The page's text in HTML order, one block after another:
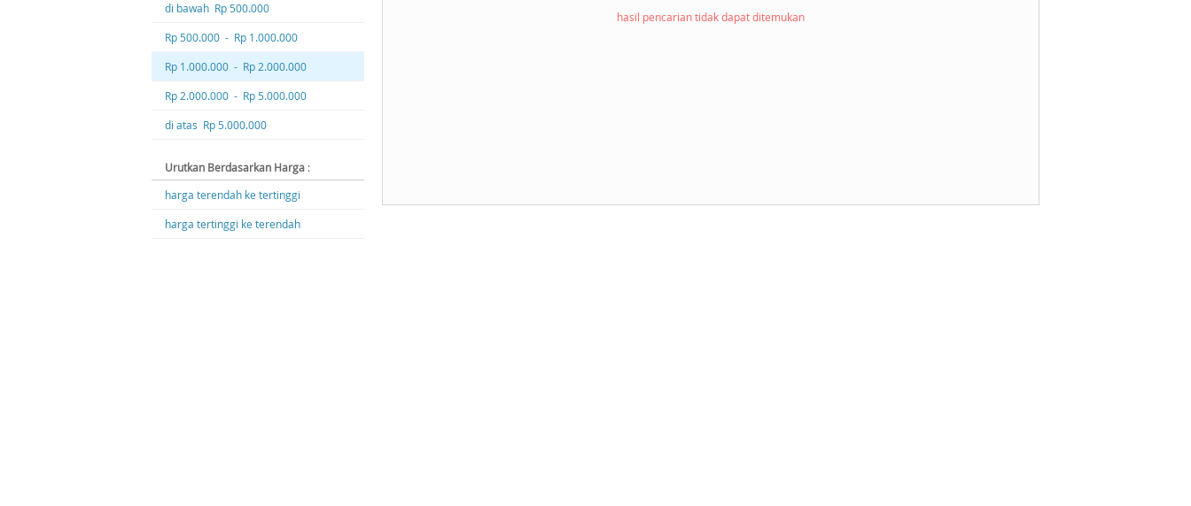
di bawah Rp 500.000
Rp 500.000 - Rp 1.000.000
Rp 1.000.000 - Rp 2.000.000
Rp 2.000.000 - Rp 5.000.000
di atas Rp 5.000.000
Urutkan Berdasarkan Harga :
harga terendah ke tertinggi
harga tertinggi ke terendah
hasil pencarian tidak dapat ditemukan